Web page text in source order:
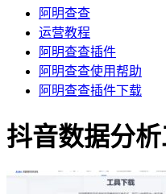
阿明查查
运营教程
阿明查查插件
阿明查查使用帮助
阿明查查插件下载
抖音数据分